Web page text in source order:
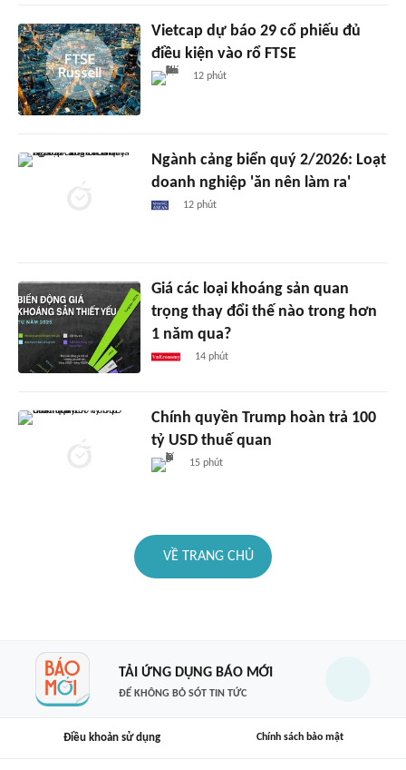
Vietcap dự báo 29 cổ phiếu đủ
điều kiện vào rổ FTSE
12 phút
Ngành cảng biển quý 2/2026: Loạt
doanh nghiệp 'ăn nên làm ra'
12 phút
Giá các loại khoáng sản quan
trọng thay đổi thế nào trong hơn
1 năm qua?
14 phút
Chính quyền Trump hoàn trả 100
tỷ USD thuế quan
15 phút
VỀ TRANG CHỦ
TẢI ỨNG DỤNG BÁO MỚI
ĐỂ KHÔNG BỎ SÓT TIN TỨC
Điều khoản sử dụng Chính sách bảo mật